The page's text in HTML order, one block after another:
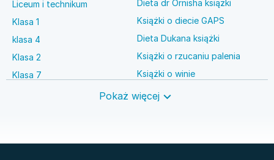
Liceum i technikum
Klasa 1
klasa 4
Klasa 2
Klasa 7
Dieta dr Ornisha książki
Książki o diecie GAPS
Dieta Dukana książki
Książki o rzucaniu palenia
Książki o winie
Książki o anestezjologii
Pokaż więcej